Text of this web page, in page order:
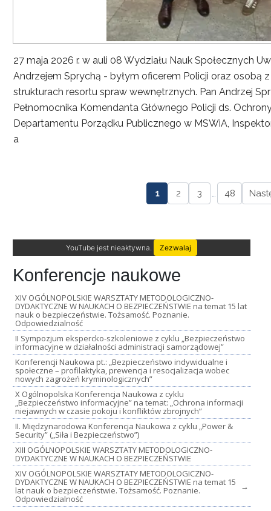
27 maja 2026 r. w auli 08 Wydziału Nauk Społecznych
Andrzejem Sprychą - byłym oficerem Policji oraz osobą
strukturach resortu spraw wewnętrznych. Pan Andrzej
Pełnomocnika Komendanta Głównego Policji ds.
Departamentu Porządku Publicznego w MSWiA,
a
1 2 3 … 48
YouTube jest nieaktywna. Zezwalaj
Konferencje naukowe
XIV OGÓLNOPOLSKIE WARSZTATY METODOLOGICZNO-
DYDAKTYCZNE W NAUKACH O BEZPIECZEŃSTWIE na temat 15 lat
nauk o bezpieczeństwie. Tożsamość. Poznanie.
Odpowiedzialność
II Sympozjum ekspercko-szkoleniowe z cyklu „Bezpieczeństwo
informacyjne w działalności administracji samorządowej”
Konferencji Naukowa pt.: „Bezpieczeństwo indywidualne i
społeczne – profilaktyka, prewencja i resocjalizacja wobec
nowych zagrożeń kryminologicznych”
X Ogólnopolska Konferencja Naukowa z cyklu
„Bezpieczeństwo informacyjne” na temat: „Ochrona informacji
niejawnych w czasie pokoju i konfliktów zbrojnych”
II. Międzynarodowa Konferencja Naukowa z cyklu „Power &
Security” („Siła i Bezpieczeństwo”)
XIII OGÓLNOPOLSKIE WARSZTATY METODOLOGICZNO-
DYDAKTYCZNE W NAUKACH O BEZPIECZEŃSTWIE
XIV OGÓLNOPOLSKIE WARSZTATY METODOLOGICZNO-
DYDAKTYCZNE W NAUKACH O BEZPIECZEŃSTWIE na temat 15
lat nauk o bezpieczeństwie. Tożsamość. Poznanie.
Odpowiedzialność
→